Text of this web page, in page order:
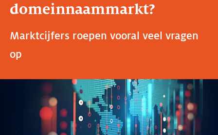
domeinnaammarkt?
Marktcijfers roepen vooral veel vragen
op